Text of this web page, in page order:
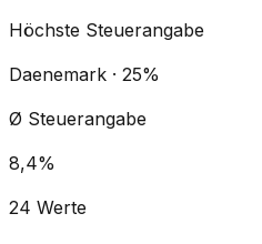
Höchste Steuerangabe
Daenemark · 25%
Ø Steuerangabe
8,4%
24 Werte